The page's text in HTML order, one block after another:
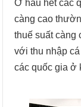
Ở hầu hết các
càng cao
thuế suất càng
với thu nhập
các quốc gia ở